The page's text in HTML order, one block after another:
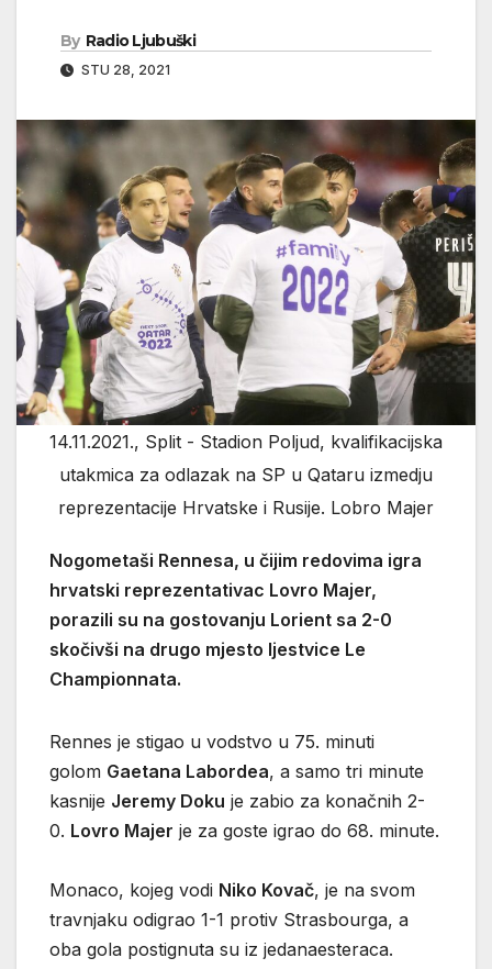
By Radio Ljubuški
STU 28, 2021
14.11.2021., Split - Stadion Poljud, kvalifikacijska
utakmica za odlazak na SP u Qataru izmedju
reprezentacije Hrvatske i Rusije. Lobro Majer
Nogometaši Rennesa, u čijim redovima igra
hrvatski reprezentativac Lovro Majer,
porazili su na gostovanju Lorient sa 2-0
skočivši na drugo mjesto ljestvice Le
Championnata.
Rennes je stigao u vodstvo u 75. minuti
golom Gaetana Labordea, a samo tri minute
kasnije Jeremy Doku je zabio za konačnih 2-
0. Lovro Majer je za goste igrao do 68. minute.
Monaco, kojeg vodi Niko Kovač, je na svom
travnjaku odigrao 1-1 protiv Strasbourga, a
oba gola postignuta su iz jedanaesteraca.